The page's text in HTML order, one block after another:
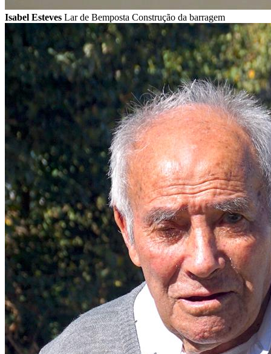
Isabel Esteves Lar de Bemposta Construção da barragem